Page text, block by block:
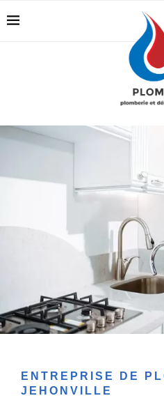
ENTREPRISE DE
JEHONVILLE